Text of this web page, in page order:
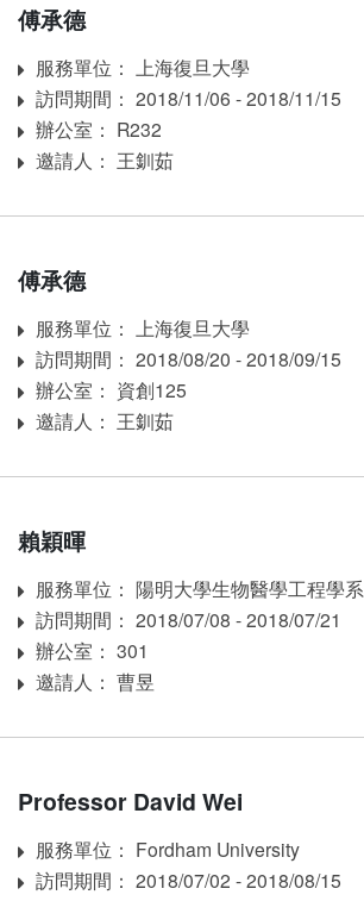
傅承德
Affiliation
服務單位： 上海復旦大學
訪問期間：
訪問期間： 2018/11/06 - 2018/11/15
Room
辦公室： R232
Inviter
邀請人： 王釧茹
傅承德
Affiliation
服務單位： 上海復旦大學
訪問期間：
訪問期間： 2018/08/20 - 2018/09/15
Room
辦公室： 資創125
Inviter
邀請人： 王釧茹
賴穎暉
Affiliation
服務單位： 陽明大學生物醫學工程學系
訪問期間：
訪問期間： 2018/07/08 - 2018/07/21
Room
辦公室： 301
Inviter
邀請人： 曹昱
Professor David Wei
Affiliation
服務單位： Fordham University
訪問期間：
訪問期間： 2018/07/02 - 2018/08/15